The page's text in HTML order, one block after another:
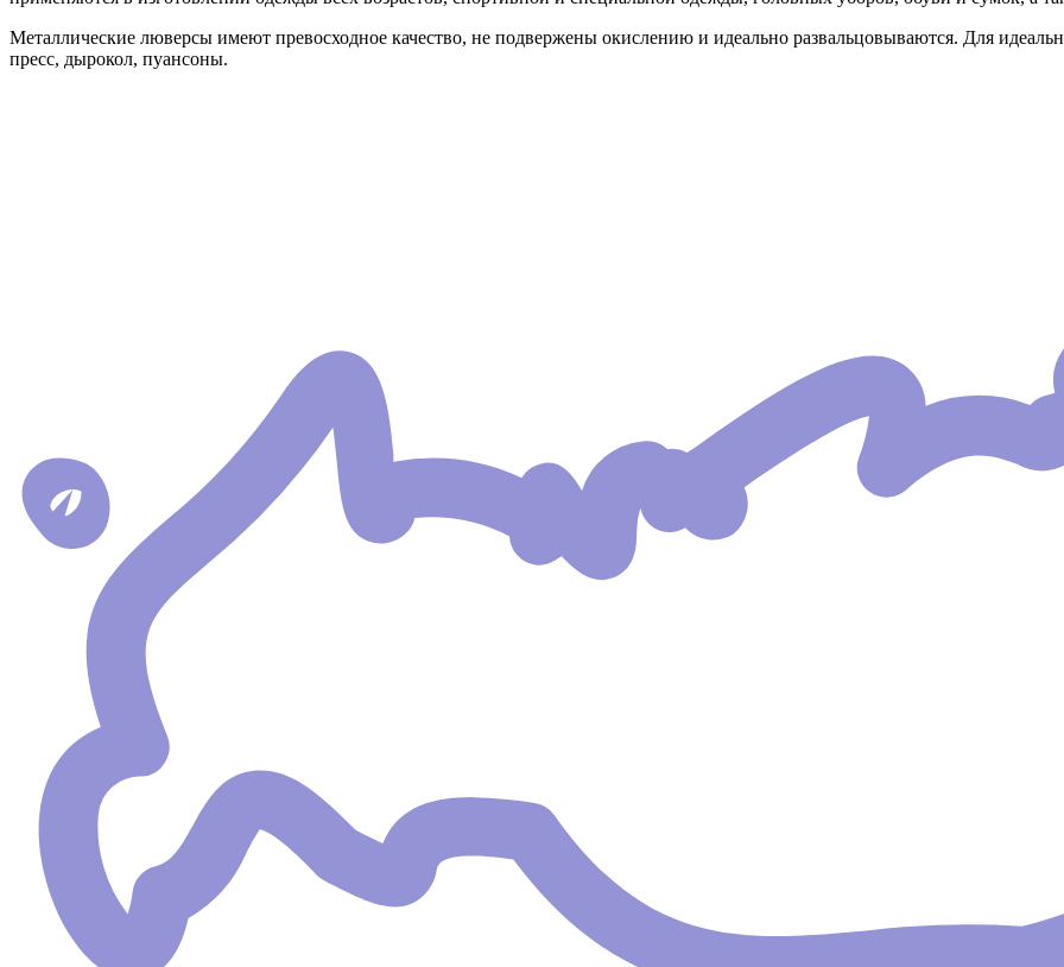
Металлические люверсы имеют превосходное качество, не подвержены окислению и идеально развальцовываются. Для
пресс, дырокол, пуансоны.